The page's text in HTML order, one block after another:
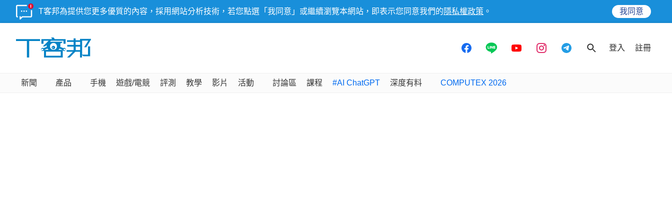
T客邦為提供您更多優質的內容，採用網站分析技術，若您點選「我同意」或繼續瀏覽本網站，即表示您同意我們的 隱私權政策 。 我同意
登入 註冊
新聞 產品 手機 遊戲/電競 評測 教學 影片 活動 討論區 課程 #AI ChatGPT 深度有料 COMPUTEX 2026